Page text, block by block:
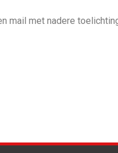
mail met nadere